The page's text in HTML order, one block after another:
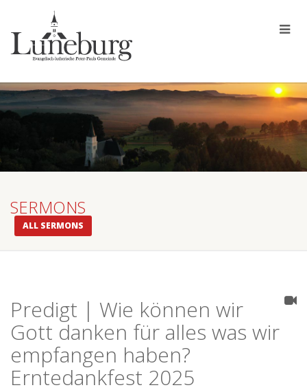
SERMONS
ALL SERMONS
Predigt | Wie können wir
Gott danken für alles was wir
empfangen haben?
Erntedankfest 2025